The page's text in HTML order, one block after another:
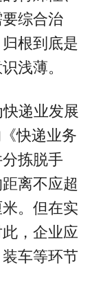
综合治
根到底是
浅薄。
递业发展
快递业务
拣脱手
离不应超
。但在实
，企业应
车等环节